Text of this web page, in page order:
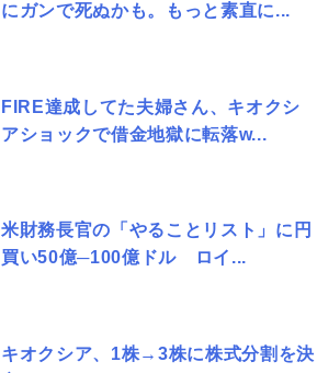
にガンで死ぬかも。もっと素直に...
FIRE達成してた夫婦さん、キオクシ
アショックで借金地獄に転落w...
米財務長官の「やることリスト」に円
買い50億─100億ドル ロイ...
キオクシア、1株→3株に株式分割を決